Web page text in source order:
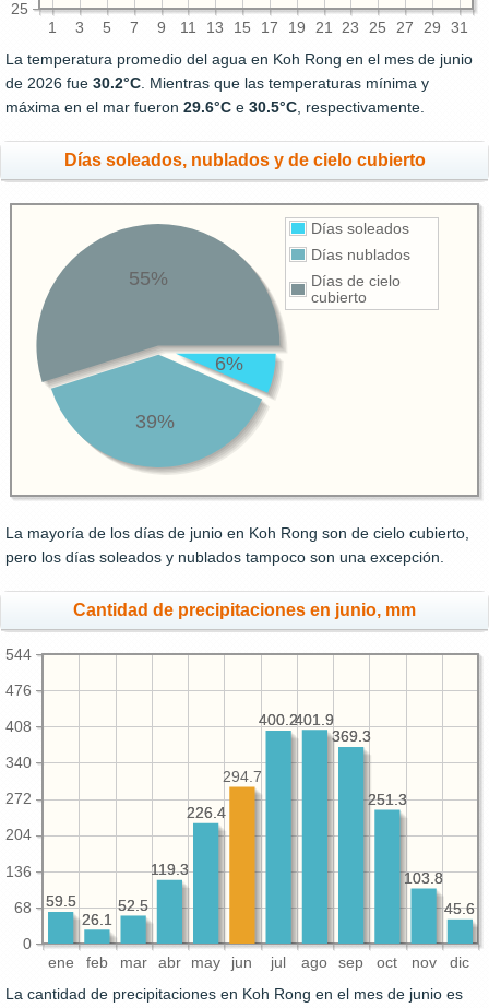
1 3 5 7 9 11 13 15 17 19 21 23 25 27 29 31
25
La temperatura promedio del agua en Koh Rong en el mes de junio
de 2026 fue 30.2°C. Mientras que las temperaturas mínima y
máxima en el mar fueron 29.6°C e 30.5°C, respectivamente.
Días soleados, nublados y de cielo cubierto
Días soleados
Días nublados
Días de cielo
cubierto
6%
39%
55%
La mayoría de los días de junio en Koh Rong son de cielo cubierto,
pero los días soleados y nublados tampoco son una excepción.
Cantidad de precipitaciones en junio, mm
ene feb mar abr may jun jul ago sep oct nov dic
0
68
136
204
272
340
408
476
544
45.6
103.8
251.3
369.3
401.9
400.2
226.4
119.3
52.5
26.1
59.5 45.6
103.8
251.3
369.3
401.9
400.2
294.7
226.4
119.3
52.5
26.1
59.5
La cantidad de precipitaciones en Koh Rong en el mes de junio es